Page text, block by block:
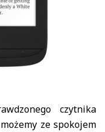
czytnika
ze spokojem